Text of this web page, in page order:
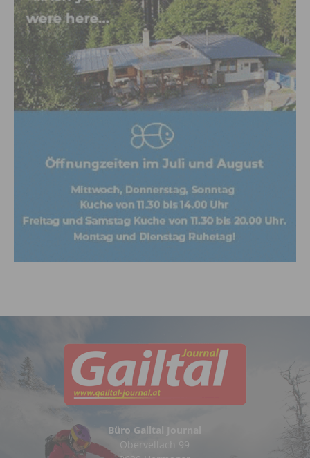
Büro Gailtal Journal
Obervellach 99